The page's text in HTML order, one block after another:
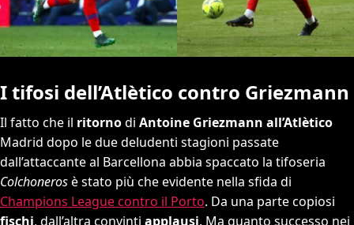
I tifosi dell’Atlètico contro Griezmann
Il fatto che il ritornodi Antoine Griezmann all’Atlètico
Madrid dopo le due deludenti stagioni passate
dall’attaccante al Barcellona abbia spaccato la tifoseria
Colchonerosè stato più che evidente nella sfida di
Champions League contro il Porto. Da una parte copiosi
fischi, dall’altra convinti applausi. Ma quanto successo nei